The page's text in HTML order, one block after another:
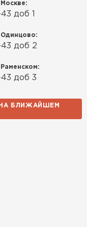
доб 1
43 доб 2
доб 3
БЛИЖАЙШЕМ